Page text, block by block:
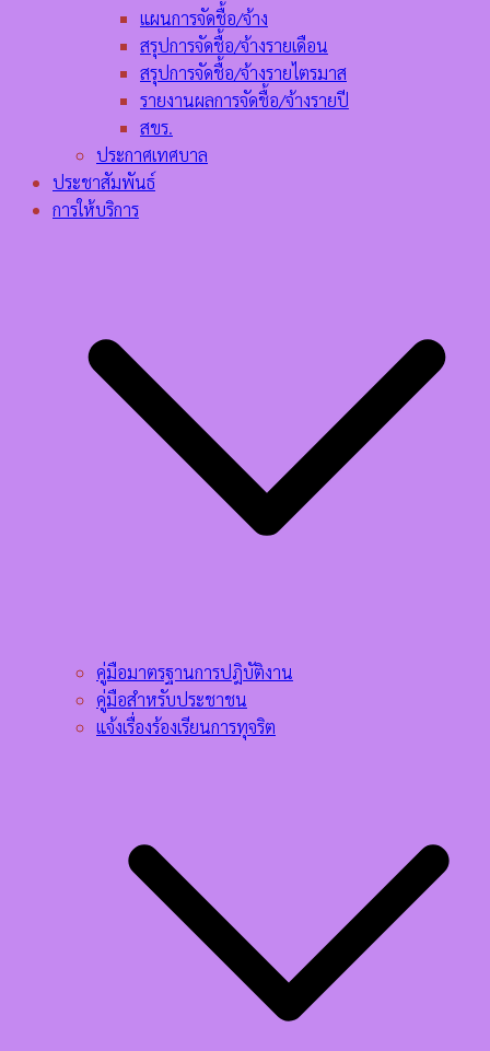
แผนการจัดชื้อ/จ้าง
สรุปการจัดชื้อ/จ้างรายเดือน
สรุปการจัดชื้อ/จ้างรายไตรมาส
รายงานผลการจัดชื้อ/จ้างรายปี
สขร.
ประกาศเทศบาล
ประชาสัมพันธ์
การให้บริการ
คู่มือมาตรฐานการปฎิบัติงาน
คู่มือสำหรับประชาชน
แจ้งเรื่องร้องเรียนการทุจริต